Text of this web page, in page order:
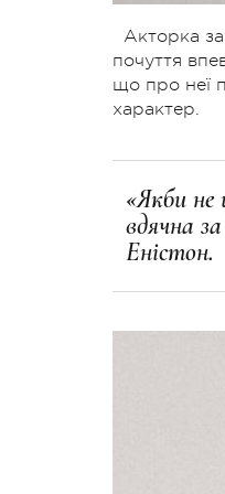
Акторка
почуття
що про неї
характер.
«Якби
вдячна
Еністон.